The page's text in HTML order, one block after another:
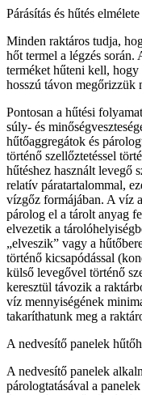
Párásítás és hűtés elmélete
Minden raktáros tudja,
hőt termel a légzés
terméket hűteni kell,
hosszú távon megőrizzük
Pontosan a hűtési
súly- és
hűtőaggregátok és
történő szellőztetéssel
hűtéshez használt levegő
relatív páratartalommal,
vízgőz formájában. A víz
párolog el a tárolt anyag
elvezetik a
„elveszik” vagy a
történő kicsapódással
külső levegővel történő
keresztül távozik a
víz mennyiségének
takaríthatunk meg a
A nedvesítő panelek
A nedvesítő panelek
párologtatásával a